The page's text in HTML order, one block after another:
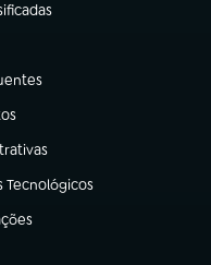
nova aba)
aba)
Tecnológicos